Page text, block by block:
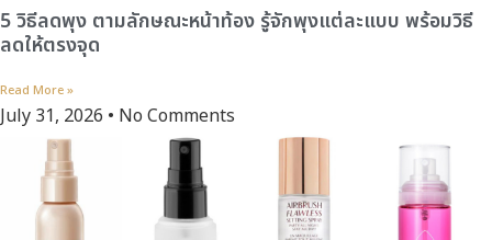
5 วิธีลดพุง ตามลักษณะหน้าท้อง รู้จักพุงแต่ละแบบ พร้อมวิธี
ลดให้ตรงจุด
Read More »
July 31, 2026 No Comments